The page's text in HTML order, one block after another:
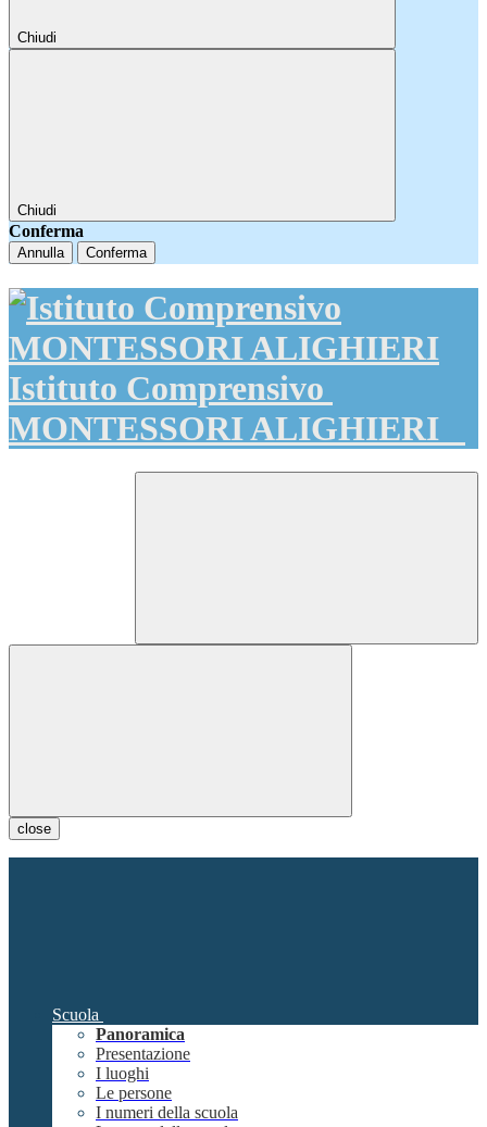
Chiudi
Chiudi
Conferma
Annulla Conferma
Istituto Comprensivo
MONTESSORI ALIGHIERI
close
Scuola
Panoramica
Presentazione
I luoghi
Le persone
I numeri della scuola